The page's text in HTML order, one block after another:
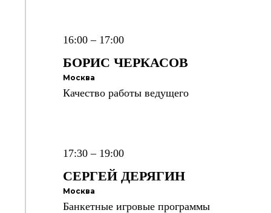
16:00 – 17:00
БОРИС ЧЕРКАСОВ
Москва
Качество работы ведущего
17:30 – 19:00
СЕРГЕЙ ДЕРЯГИН
Москва
Банкетные игровые программы